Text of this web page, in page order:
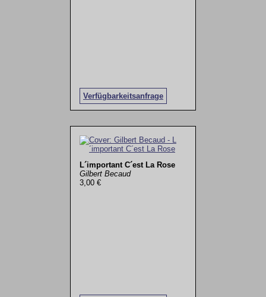
Verfügbarkeitsanfrage
L´important C´est La Rose
Gilbert Becaud
3,00 €